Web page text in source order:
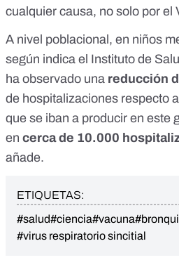
cualquier causa, no solo por el
A nivel poblacional, en niños
según indica el Instituto de
ha observado una reducción
de hospitalizaciones respecto
que se iban a producir en este
en cerca de 10.000
añade.
ETIQUETAS:
#salud#ciencia#vacuna
#virus respiratorio sincitial